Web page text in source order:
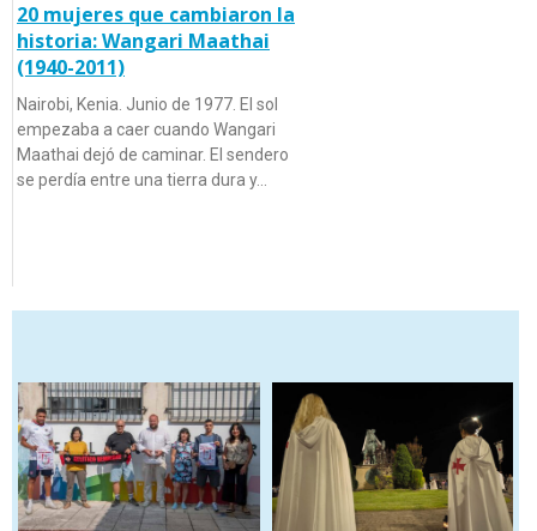
20 mujeres que cambiaron la
historia: Wangari Maathai
(1940-2011)
Nairobi, Kenia. Junio de 1977. El sol
empezaba a caer cuando Wangari
Maathai dejó de caminar. El sendero
se perdía entre una tierra dura y…